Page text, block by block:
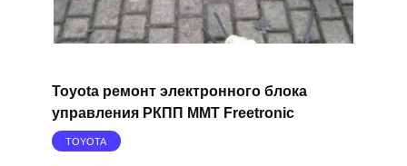
Toyota ремонт электронного блока
управления РКПП MMT Freetronic
TOYOTA